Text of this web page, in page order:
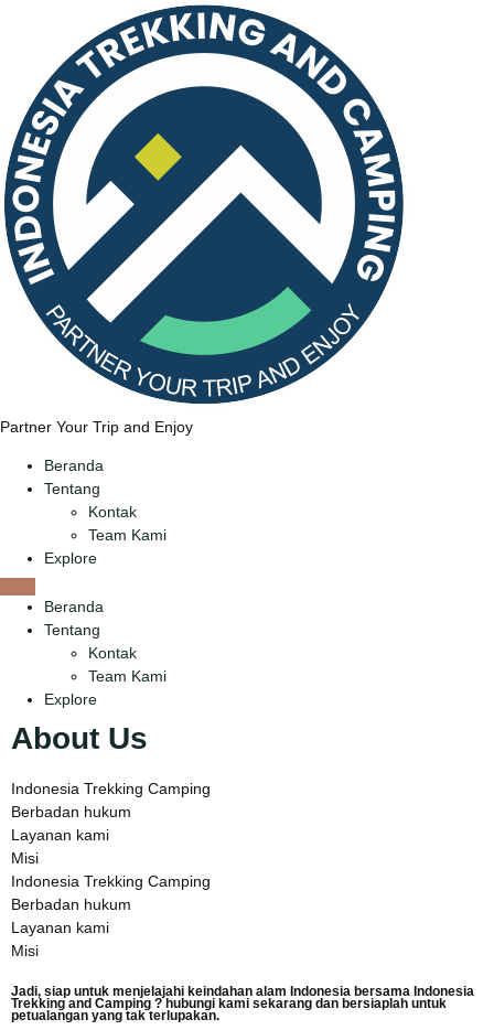
Partner Your Trip and Enjoy
Beranda
Tentang
Kontak
Team Kami
Explore
Beranda
Tentang
Kontak
Team Kami
Explore
About Us
Indonesia Trekking Camping
Berbadan hukum
Layanan kami
Misi
Indonesia Trekking Camping
Berbadan hukum
Layanan kami
Misi
Jadi, siap untuk menjelajahi keindahan alam Indonesia bersama Indonesia
Trekking and Camping ? hubungi kami sekarang dan bersiaplah untuk
petualangan yang tak terlupakan.